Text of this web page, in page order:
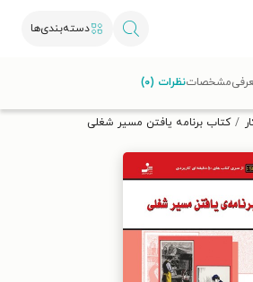
دسته‌بندی‌ها
از طاقچه دریافت کن.
کتاب برنامه یافتن مسیر شغلی
مشخصاتنظرات (۰)